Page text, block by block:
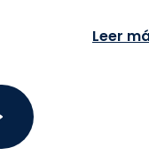
con
Leer